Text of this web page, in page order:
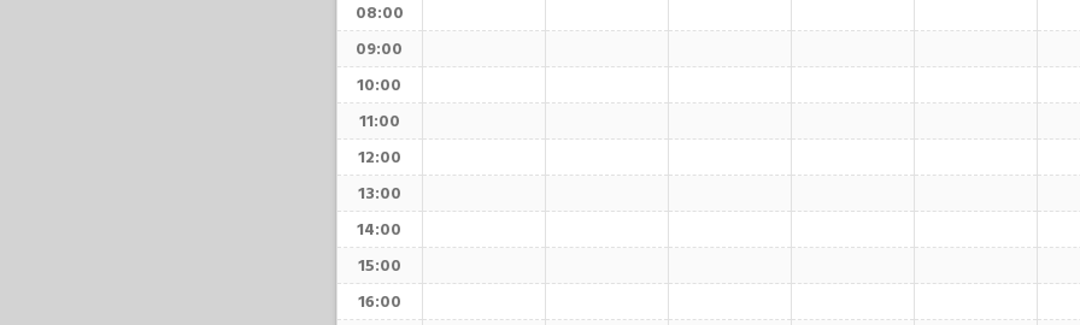
08:00
09:00
10:00
11:00
12:00
13:00
14:00
15:00
16:00